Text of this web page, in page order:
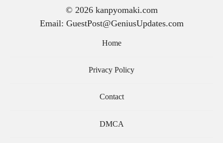
14
Next
© 2026 kanpyomaki.com
Email: GuestPost@GeniusUpdates.com
Home
Privacy Policy
Contact
DMCA